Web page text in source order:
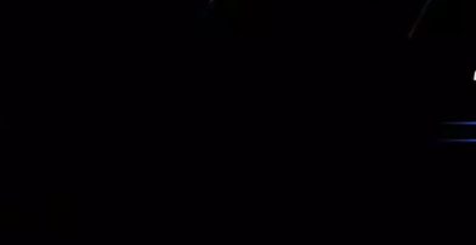
เดิมๆ ซึ่ง